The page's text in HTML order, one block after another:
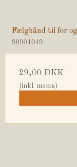
Fælgbånd til for
90901019
29,00 DKK
(inkl. moms)